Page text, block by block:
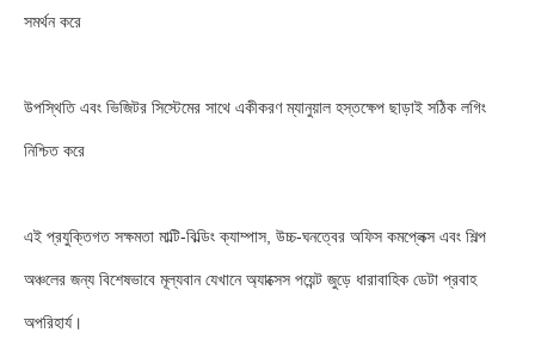
সমর্থন করে
উপস্থিতি এবং ভিজিটর সিস্টেমের সাথে একীকরণ ম্যানুয়াল হস্তক্ষেপ ছাড়াই সঠিক লগিং
নিশ্চিত করে
এই প্রযুক্তিগত সক্ষমতা মাল্টি-বিল্ডিং ক্যাম্পাস, উচ্চ-ঘনত্বের অফিস কমপ্লেক্স এবং শিল্প
অঞ্চলের জন্য বিশেষভাবে মূল্যবান যেখানে অ্যাক্সেস পয়েন্ট জুড়ে ধারাবাহিক ডেটা প্রবাহ
অপরিহার্য।